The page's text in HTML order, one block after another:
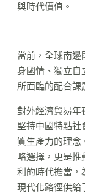
與時代價值。
當前，全球南
身國情、獨立自
所面臨的配合課
對外經濟貿易年
堅持中國特點
質生產力的理念
略選擇，更是推
利的時代擔當，
現代化路徑供給